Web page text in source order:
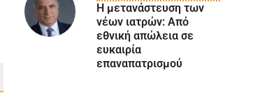
Η μετανάστευση των
νέων ιατρών: Aπό
εθνική απώλεια σε
ευκαιρία
επαναπατρισμού